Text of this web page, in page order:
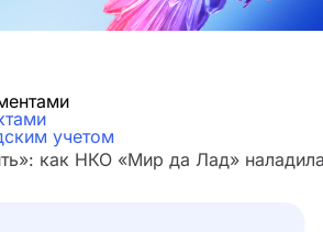
учетом
как НКО «Мир да Лад»